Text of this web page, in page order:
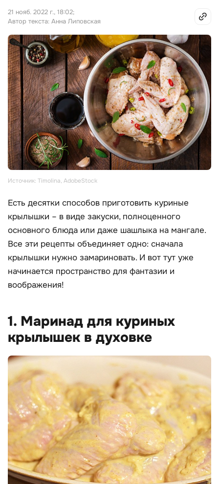
21 нояб. 2022 г., 18:02;
Автор текста: Анна Липовская
Источник: Timolina, AdobeStock
Есть десятки способов приготовить куриные
крылышки – в виде закуски, полноценного
основного блюда или даже шашлыка на мангале.
Все эти рецепты объединяет одно: сначала
крылышки нужно замариновать. И вот тут уже
начинается пространство для фантазии и
воображения!
1. Маринад для куриных
крылышек в духовке